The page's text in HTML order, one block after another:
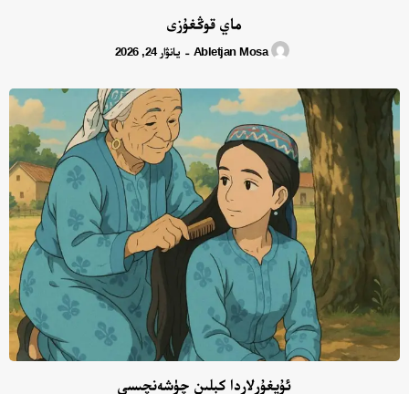
ماي قوڭغۇزى
Abletjan Mosa
- يانۋار 24, 2026
ئۇيغۇرلاردا كېلىن چۈشەنچىسى